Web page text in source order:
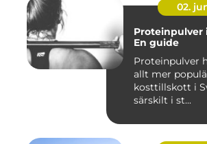
02.
Proteinpulver
En guide
Proteinpulver
allt mer
kosttillskott i
särskilt i st...